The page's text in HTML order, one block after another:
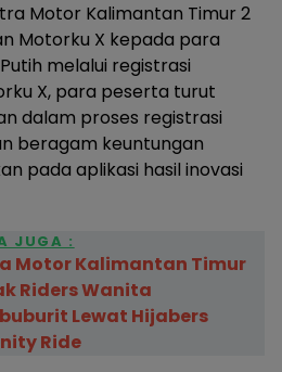
Motor Kalimantan Timur 2
Motorku X kepada para
melalui registrasi
X, para peserta turut
dalam proses registrasi
beragam keuntungan
pada aplikasi hasil inovasi
JUGA :
Motor Kalimantan Timur
Riders Wanita
Lewat Hijabers
Ride